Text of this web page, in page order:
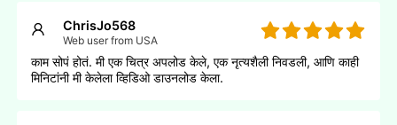
ChrisJo568
Web user from USA
काम सोपं होतं. मी एक चित्र अपलोड केले, एक नृत्यशैली निवडली, आणि काही
मिनिटांनी मी केलेला व्हिडिओ डाउनलोड केला.